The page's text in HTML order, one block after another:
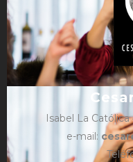
Isabel La Católica
e-mail: